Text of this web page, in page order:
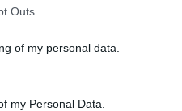
Outs
of my personal data.
my Personal Data.